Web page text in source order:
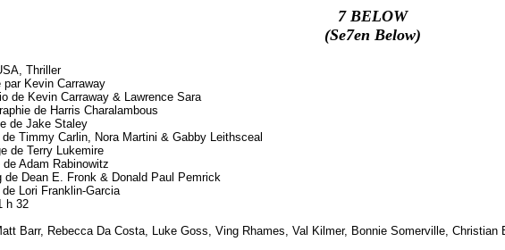
7 BELOW
(Se7en Below)
Thriller
par Kevin Carraway
de Kevin Carraway & Lawrence Sara
de Harris Charalambous
de Jake Staley
de Timmy Carlin, Nora Martini & Gabby Leithsceal
de Terry Lukemire
de Adam Rabinowitz
de Dean E. Fronk & Donald Paul Pemrick
Lori Franklin-Garcia
h 32
Barr, Rebecca Da Costa, Luke Goss, Ving Rhames, Val Kilmer, Bonnie Somerville, Christian